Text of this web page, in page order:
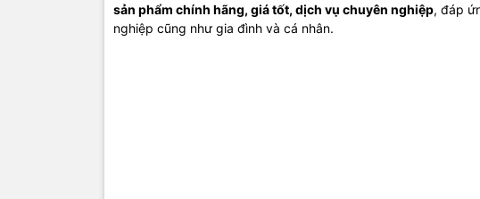
sản phẩm chính hãng, giá tốt, dịch vụ chuyên nghiệp, đáp
nghiệp cũng như gia đình và cá nhân.